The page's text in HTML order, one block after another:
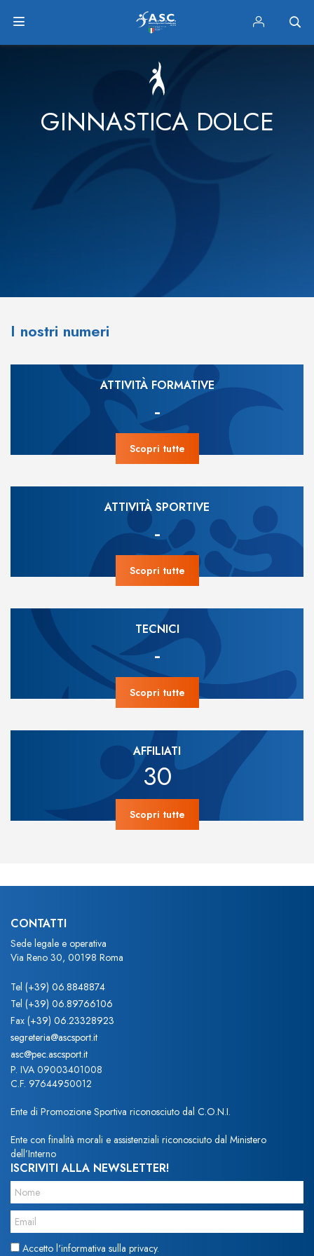
GINNASTICA DOLCE
I nostri numeri
ATTIVITÀ FORMATIVE
-
Scopri tutte
ATTIVITÀ SPORTIVE
-
Scopri tutte
TECNICI
-
Scopri tutte
AFFILIATI
30
Scopri tutte
CONTATTI
Sede legale e operativa
Via Reno 30, 00198 Roma
Tel (+39) 06.8848874
Tel (+39) 06.89766106
Fax (+39) 06.23328923
segreteria@ascsport.it
asc@pec.ascsport.it
P. IVA 09003401008
C.F. 97644950012
Ente di Promozione Sportiva riconosciuto dal C.O.N.I.
Ente con finalità morali e assistenziali riconosciuto dal Ministero
dell’Interno
ISCRIVITI ALLA NEWSLETTER!
Accetto l'informativa sulla privacy.